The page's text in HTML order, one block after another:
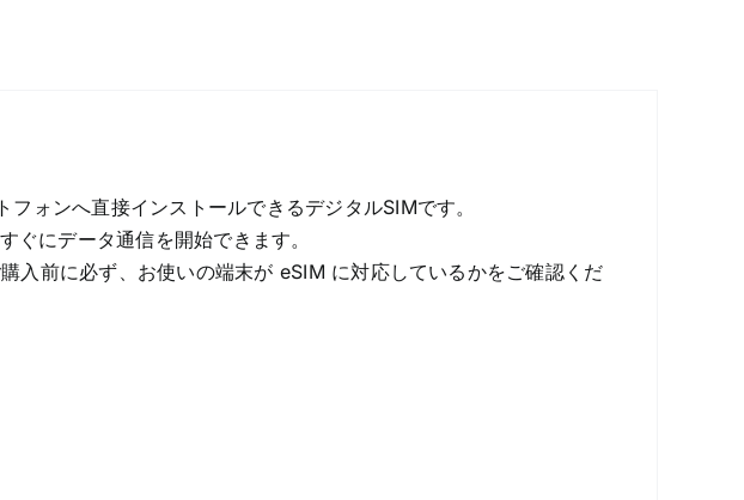
ォンへ直接インストールできるデジタルSIMです。
ぐにデータ通信を開始できます。
入前に必ず、お使いの端末が eSIM に対応しているかをご確認くだ